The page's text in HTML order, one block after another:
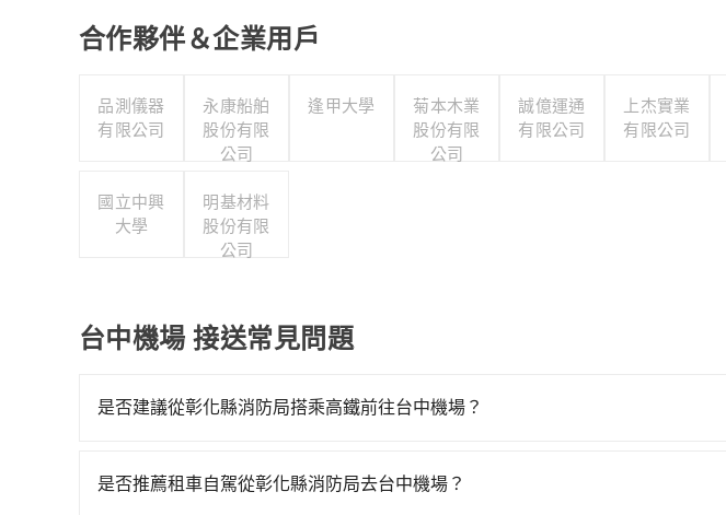
合作夥伴＆企業用戶
品測儀器
有限公司
永康船舶
股份有限
公司
逢甲大學
菊本木業
股份有限
公司
誠億運通
有限公司
上杰實業
有限公司
國立中興
大學
明基材料
股份有限
公司
台中機場 接送常見問題
是否建議從彰化縣消防局搭乘高鐵前往台中機場？
101班次高鐵可搭乘。假設從彰化縣消防局 (基隆市仁愛區) 前往最靠近的南港高
是否推薦租車自駕從彰化縣消防局去台中機場？